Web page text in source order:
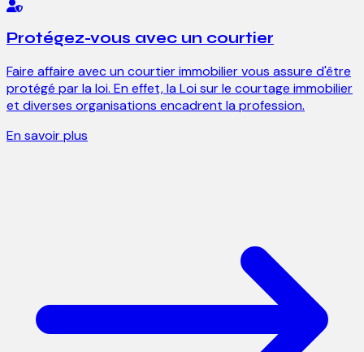
Protégez-vous avec un courtier
Faire affaire avec un courtier immobilier vous assure d'être
protégé par la loi. En effet, la Loi sur le courtage immobilier
et diverses organisations encadrent la profession.
En savoir plus